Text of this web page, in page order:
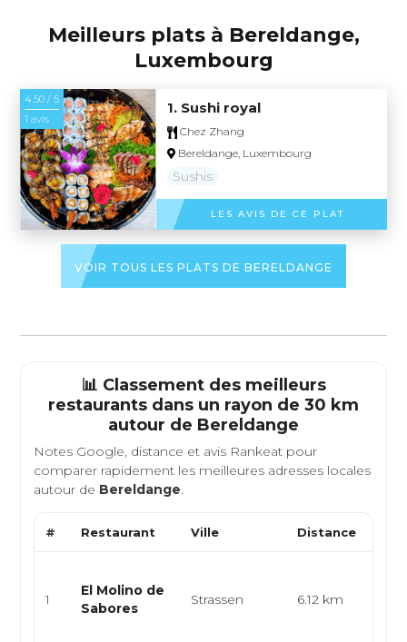
Meilleurs plats à Bereldange,
Luxembourg
4.50 / 5
1 avis
1. Sushi royal
Chez Zhang
Bereldange, Luxembourg
Sushis
LES AVIS DE CE PLAT
VOIR TOUS LES PLATS DE BERELDANGE
📊 Classement des meilleurs
restaurants dans un rayon de 30 km
autour de Bereldange
Notes Google, distance et avis Rankeat pour
comparer rapidement les meilleures adresses locales
autour de Bereldange.
# Restaurant Ville Distance
1
El Molino de
Sabores
Strassen 6.12 km